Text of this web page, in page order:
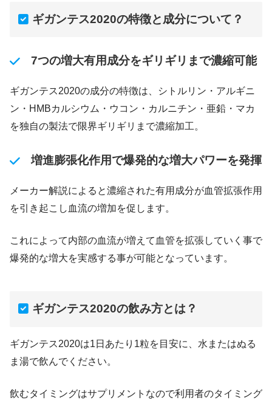
ギガンテス2020の特徴と成分について？
7つの増大有用成分をギリギリまで濃縮可能
ギガンテス2020の成分の特徴は、シトルリン・アルギニ
ン・HMBカルシウム・ウコン・カルニチン・亜鉛・マカ
を独自の製法で限界ギリギリまで濃縮加工。
増進膨張化作用で爆発的な増大パワーを発揮
メーカー解説によると濃縮された有用成分が血管拡張作用
を引き起こし血流の増加を促します。
これによって内部の血流が増えて血管を拡張していく事で
爆発的な増大を実感する事が可能となっています。
ギガンテス2020の飲み方とは？
ギガンテス2020は1日あたり1粒を目安に、水またはぬる
ま湯で飲んでください。
飲むタイミングはサプリメントなので利用者のタイミング